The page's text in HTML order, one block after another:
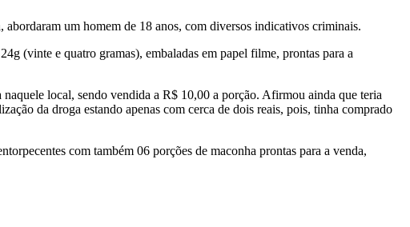
um homem de 18 anos, com diversos indicativos criminais.
(vinte e quatro gramas), embaladas em papel filme, prontas para a
local, sendo vendida a R$ 10,00 a porção. Afirmou ainda que teria
da droga estando apenas com cerca de dois reais, pois, tinha comprado
com também 06 porções de maconha prontas para a venda,